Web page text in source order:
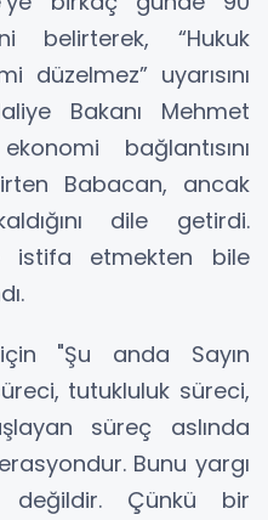
belirterek, “Hukuk
düzelmez” uyarısını
Bakanı Mehmet
bağlantısını
Babacan, ancak
dile getirdi.
istifa etmekten bile
"Şu anda Sayın
tutukluluk süreci,
süreç aslında
Bunu yargı
Çünkü bir